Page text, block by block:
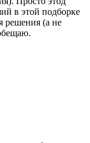
в этой подборке
решения (а не